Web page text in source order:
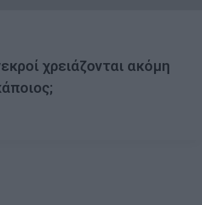
χρειάζονται ακόμη